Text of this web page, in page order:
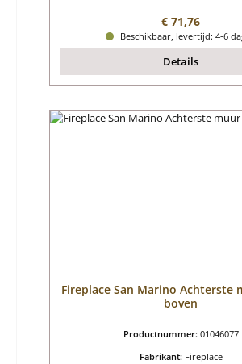
Normale prijs:
€ 71,76
Beschikbaar, levertijd: 4-6
Details
Fireplace San Marino Achterste
boven
Productnummer: 01046077
Fabrikant: Fireplace